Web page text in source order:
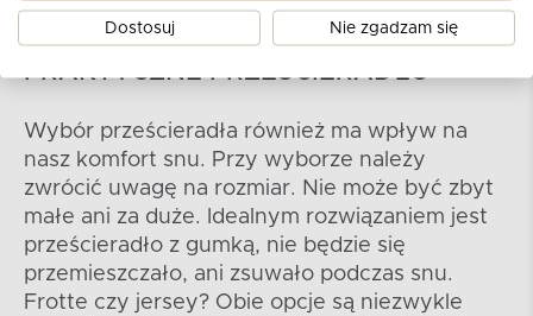
PRAKTYCZNE PRZEŚCIERADŁO
Wybór prześcieradła również ma wpływ na
nasz komfort snu. Przy wyborze należy
zwrócić uwagę na rozmiar. Nie może być zbyt
małe ani za duże. Idealnym rozwiązaniem jest
prześcieradło z gumką, nie będzie się
przemieszczało, ani zsuwało podczas snu.
Frotte czy jersey? Obie opcje są niezwykle
Dostosuj Nie zgadzam się